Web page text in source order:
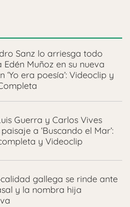
Sanz lo arriesga todo
Edén Muñoz en su nueva
‘Yo era poesía’: Videoclip y
Guerra y Carlos Vives
a ‘Buscando el Mar’:
y Videoclip
gallega se rinde ante
y la nombra hija